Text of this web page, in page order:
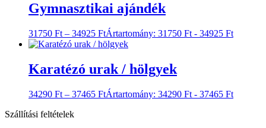
Gymnasztikai ajándék
31750 Ft – 34925 FtÁrtartomány: 31750 Ft - 34925 Ft
Karatézó urak / hölgyek
34290 Ft – 37465 FtÁrtartomány: 34290 Ft - 37465 Ft
Szállítási feltételek